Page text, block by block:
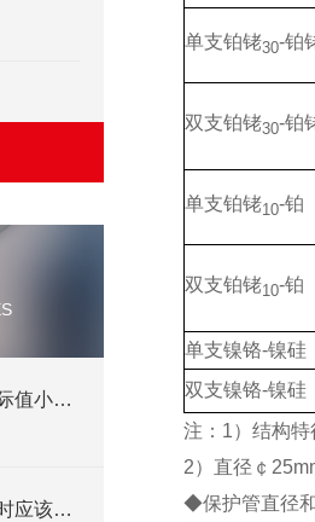
铂铑热电偶的热电势比实际值小该如何处理？
铂铑热电偶在安装和使用时应该注意哪些方面
单支铂铑30-铂
双支铂铑30-铂
单支铂铑10-铂
双支铂铑10-铂
单支镍铬-镍硅
双支镍铬-镍硅
注：1）结构
2）直径￠
◆保护管直径